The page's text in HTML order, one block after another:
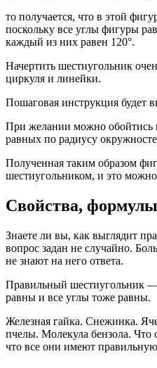
то получается, что в этой
поскольку все углы фигуры
каждый из них равен 120°.
Начертить шестиугольник
циркуля и линейки.
Пошаговая инструкция будет
При желании можно обойтись
равных по радиусу
Полученная таким образом
шестиугольником, и это
Свойства,
Знаете ли вы, как выглядит
вопрос задан не случайно.
не знают на него ответа.
Правильный шестиугольник —
равны и все углы тоже равны.
Железная гайка. Снежинка.
пчелы. Молекула бензола.
что все они имеют